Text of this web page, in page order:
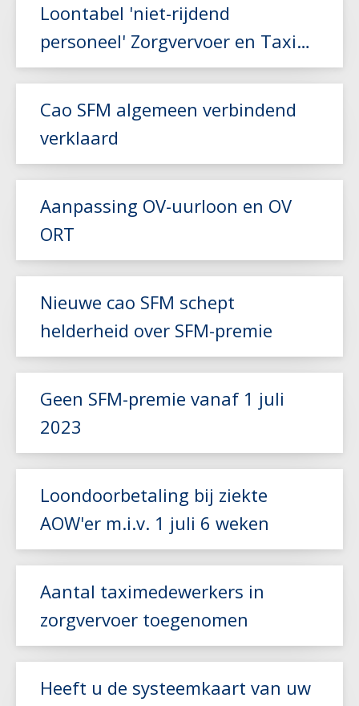
Loontabel 'niet-rijdend
personeel' Zorgvervoer en Taxi
aangepast
Cao SFM algemeen verbindend
verklaard
Aanpassing OV-uurloon en OV
ORT
Nieuwe cao SFM schept
helderheid over SFM-premie
Geen SFM-premie vanaf 1 juli
2023
Loondoorbetaling bij ziekte
AOW'er m.i.v. 1 juli 6 weken
Lees meer
Aantal taximedewerkers in
zorgvervoer toegenomen
Heeft u de systeemkaart van uw